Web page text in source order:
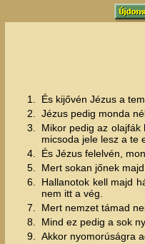
1.
És kijővén Jézus a
2.
Jézus pedig monda
3.
Mikor pedig az
micsoda jele lesz a te
4.
És Jézus felelvén,
5.
Mert sokan jőnek
6.
Hallanotok kell majd
nem itt a vég.
7.
Mert nemzet támad
8.
Mind ez pedig a sok
9.
Akkor nyomorúságra